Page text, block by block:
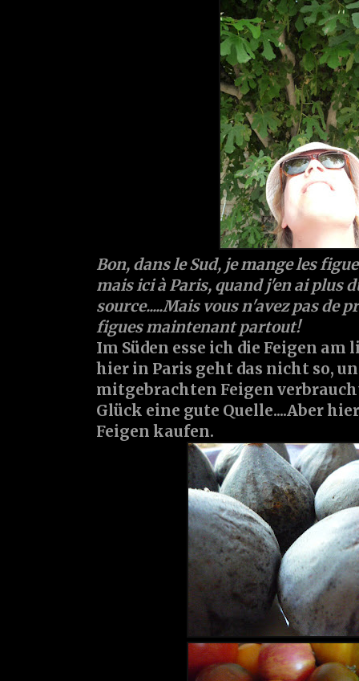
Bon, dans le Sud, je mange les
mais ici à Paris, quand j'en ai plus
source.....Mais vous n'avez pas de
figues maintenant partout!
Im Süden esse ich die Feigen am
hier in Paris geht das nicht so,
mitgebrachten Feigen
Glück eine gute Quelle....Aber
Feigen kaufen.